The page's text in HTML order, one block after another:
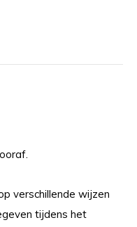
verschillende wijzen
tijdens het